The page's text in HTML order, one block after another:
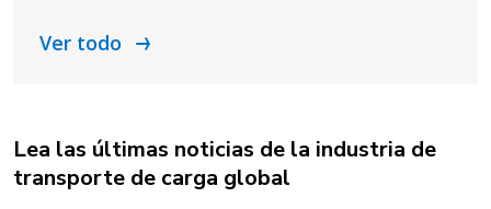
Ver todo
Lea las últimas noticias de la industria de
transporte de carga global